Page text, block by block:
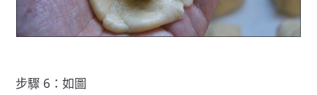
步驟 6：如圖